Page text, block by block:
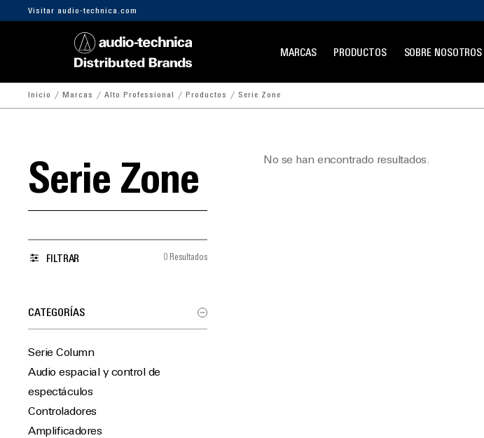
Visitar audio-technica.com
MARCAS PRODUCTOS SOBRE NOSOTROS
Inicio Marcas Alto Professional Productos Serie Zone
Serie Zone
FILTRAR 0 Resultados
CATEGORÍAS
Serie Column
Audio espacial y control de
espectáculos
Controladores
Amplificadores
No se han encontrado resultados.